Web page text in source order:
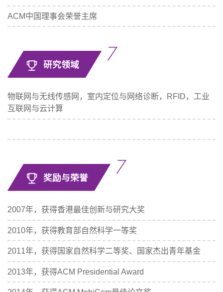
ACM中国理事会荣誉主席
研究领域
物联网与无线传感网，室内定位与网络诊断，RFID，工业
互联网与云计算
奖励与荣誉
2007年，获得香港最佳创新与研究大奖
2010年，获得教育部自然科学一等奖
2011年，获得国家自然科学二等奖、国家杰出青年基金
2013年，获得ACM Presidential Award